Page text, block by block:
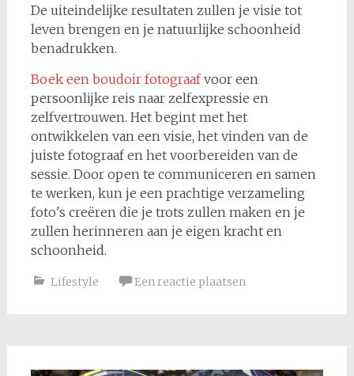
De uiteindelijke resultaten zullen je visie tot
leven brengen en je natuurlijke schoonheid
benadrukken.
Boek een boudoir fotograafvoor een
persoonlijke reis naar zelfexpressie en
zelfvertrouwen. Het begint met het
ontwikkelen van een visie, het vinden van de
juiste fotograaf en het voorbereiden van de
sessie. Door open te communiceren en samen
te werken, kun je een prachtige verzameling
foto's creëren die je trots zullen maken en je
zullen herinneren aan je eigen kracht en
schoonheid.
Lifestyle Een reactie plaatsen